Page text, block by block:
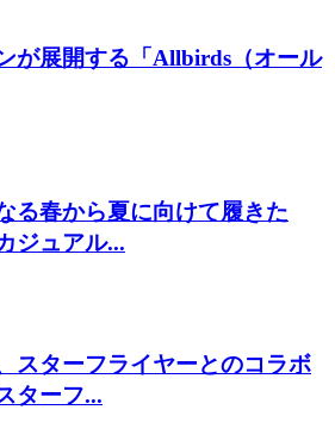
が展開する「Allbirds（オール
る春から夏に向けて履きた
ジュアル...
スターフライヤーとのコラボ
ターフ...